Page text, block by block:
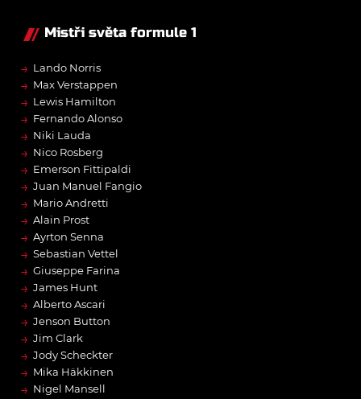
Mistři světa formule 1
→ Lando Norris
→ Max Verstappen
→ Lewis Hamilton
→ Fernando Alonso
→ Niki Lauda
→ Nico Rosberg
→ Emerson Fittipaldi
→ Juan Manuel Fangio
→ Mario Andretti
→ Alain Prost
→ Ayrton Senna
→ Sebastian Vettel
→ Giuseppe Farina
→ James Hunt
→ Alberto Ascari
→ Jenson Button
→ Jim Clark
→ Jody Scheckter
→ Mika Häkkinen
→ Nigel Mansell